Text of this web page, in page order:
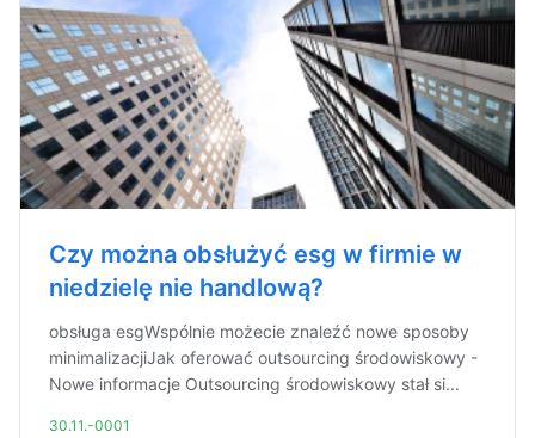
Czy można obsłużyć esg w firmie w
niedzielę nie handlową?
obsługa esgWspólnie możecie znaleźć nowe sposoby
minimalizacjiJak oferować outsourcing środowiskowy -
Nowe informacje Outsourcing środowiskowy stał si...
30.11.-0001